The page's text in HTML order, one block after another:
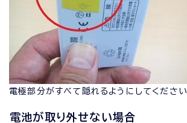
電極部分がすべて隠れるようにしてください
電池が取り外せない場合